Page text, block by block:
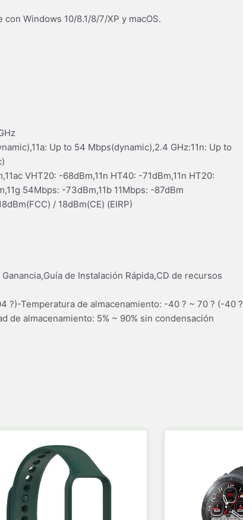
Windows 10/8.1/8/7/XP y macOS.
Up to 54 Mbps(dynamic),2.4 GHz:11n: Up to
VHT20: -68dBm,11n HT40: -71dBm,11n HT20:
54Mbps: -73dBm,11b 11Mbps: -87dBm
/ 18dBm(CE) (EIRP)
de Instalación Rápida,CD de recursos
?)-Temperatura de almacenamiento: -40 ? ~ 70 ? (-40 ?
de almacenamiento: 5% ~ 90% sin condensación